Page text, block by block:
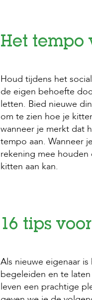
Het tempo
Houd tijdens het
de eigen behoefte
letten. Bied nieuwe
om te zien hoe je
wanneer je merkt dat
tempo aan. Wanneer
rekening mee
kitten aan kan.
16 tips
Als nieuwe eigenaar
begeleiden en te
leven een prachtige